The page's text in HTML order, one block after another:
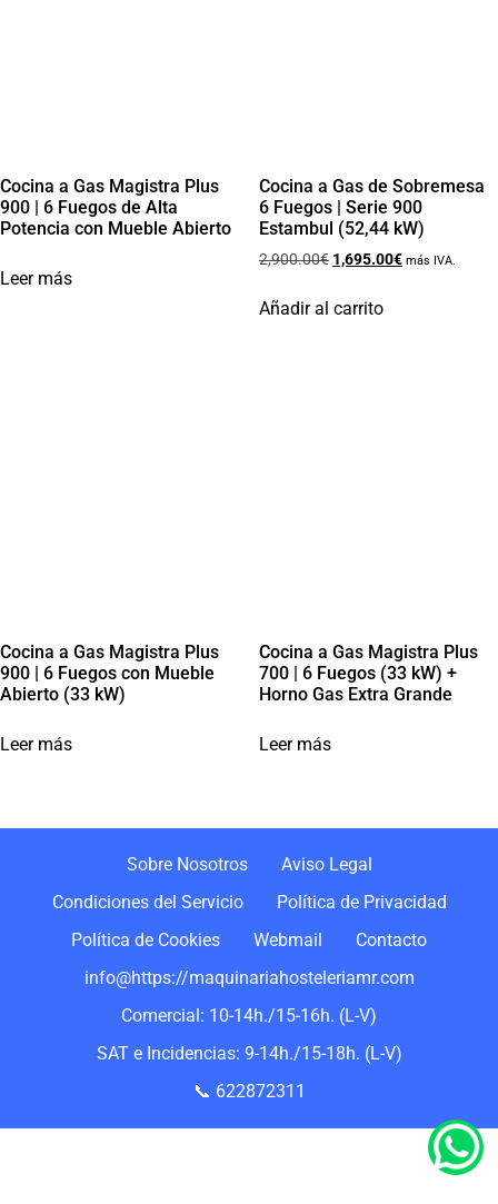
Cocina a Gas Magistra Plus
900 | 6 Fuegos de Alta
Potencia con Mueble Abierto
Leer más
Cocina a Gas de Sobremesa
6 Fuegos | Serie 900
Estambul (52,44 kW)
2,900.00€ 1,695.00€ más IVA.
Añadir al carrito
Cocina a Gas Magistra Plus
900 | 6 Fuegos con Mueble
Abierto (33 kW)
Leer más
Cocina a Gas Magistra Plus
700 | 6 Fuegos (33 kW) +
Horno Gas Extra Grande
Leer más
Sobre Nosotros
Aviso Legal
Condiciones del Servicio
Política de Privacidad
Política de Cookies
Webmail
Contacto
info@https://maquinariahosteleriamr.com
Comercial: 10-14h./15-16h. (L-V)
SAT e Incidencias: 9-14h./15-18h. (L-V)
📞 622872311